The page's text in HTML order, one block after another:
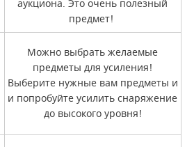
аукциона. Это очень полезный
предмет!
Можно выбрать желаемые
предметы для усиления!
Выберите нужные вам предметы и
и попробуйте усилить снаряжение
до высокого уровня!